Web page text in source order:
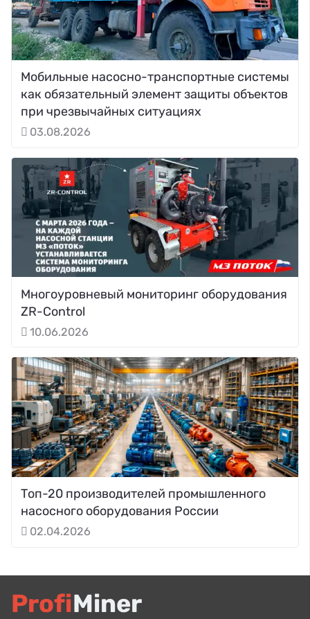
Мобильные насосно-транспортные системы
как обязательный элемент защиты объектов
при чрезвычайных ситуациях
03.08.2026
Многоуровневый мониторинг оборудования
ZR-Control
10.06.2026
Топ-20 производителей промышленного
насосного оборудования России
02.04.2026
ProfiMiner